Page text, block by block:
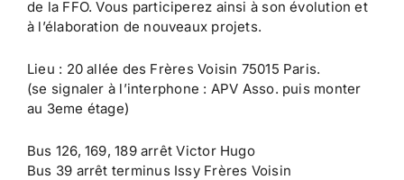
de la FFO. Vous participerez ainsi à son évolution et
à l’élaboration de nouveaux projets.
Lieu : 20 allée des Frères Voisin 75015 Paris.
(se signaler à l’interphone : APV Asso. puis monter
au 3eme étage)
Bus 126, 169, 189 arrêt Victor Hugo
Bus 39 arrêt terminus Issy Frères Voisin